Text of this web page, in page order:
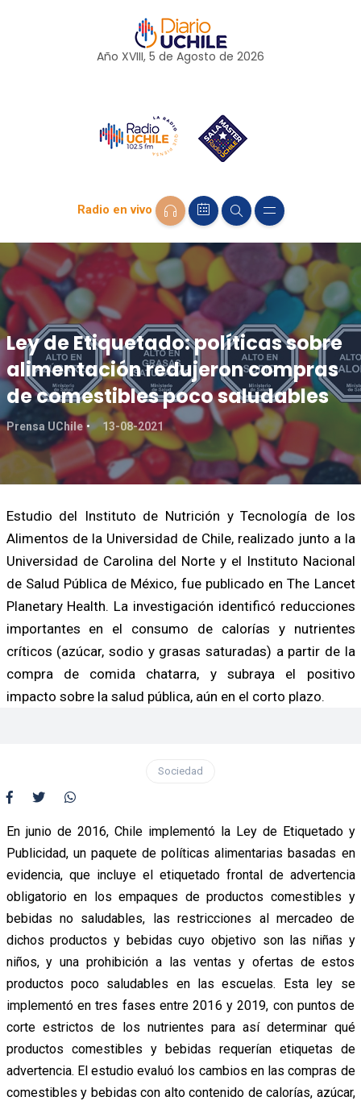
Año XVIII, 5 de Agosto de 2026
Radio en vivo
Ley de Etiquetado: políticas sobre
alimentación redujeron compras
de comestibles poco saludables
Prensa UChile 13-08-2021
Estudio del Instituto de Nutrición y Tecnología de los
Alimentos de la Universidad de Chile, realizado junto a la
Universidad de Carolina del Norte y el Instituto Nacional
de Salud Pública de México, fue publicado en The Lancet
Planetary Health. La investigación identificó reducciones
importantes en el consumo de calorías y nutrientes
críticos (azúcar, sodio y grasas saturadas) a partir de la
compra de comida chatarra, y subraya el positivo
impacto sobre la salud pública, aún en el corto plazo.
Sociedad
En junio de 2016, Chile implementó la Ley de Etiquetado y
Publicidad, un paquete de políticas alimentarias basadas en
evidencia, que incluye el etiquetado frontal de advertencia
obligatorio en los empaques de productos comestibles y
bebidas no saludables, las restricciones al mercadeo de
dichos productos y bebidas cuyo objetivo son las niñas y
niños, y una prohibición a las ventas y ofertas de estos
productos poco saludables en las escuelas. Esta ley se
implementó en tres fases entre 2016 y 2019, con puntos de
corte estrictos de los nutrientes para así determinar qué
productos comestibles y bebidas requerían etiquetas de
advertencia. El estudio evaluó los cambios en las compras de
comestibles y bebidas con alto contenido de calorías, azúcar,